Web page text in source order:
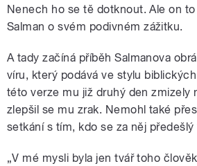
Nenech ho se tě dotknout. Ale on
Salman o svém podivném zážitku.
A tady začíná příběh Salmanova
víru, který podává ve stylu
této verze mu již druhý den zmizely
zlepšil se mu zrak. Nemohl také
setkání s tím, kdo se za něj
„V mé mysli byla jen tvář toho